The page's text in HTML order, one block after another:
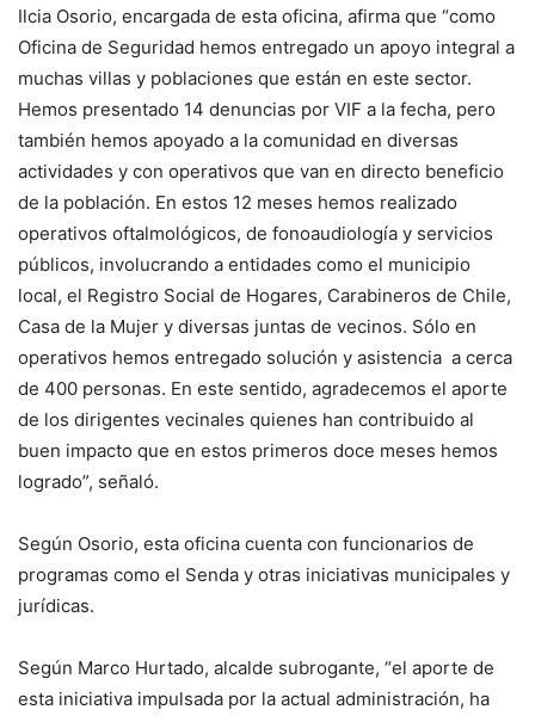
Ilcia Osorio, encargada de esta oficina, afirma que “como
Oficina de Seguridad hemos entregado un apoyo integral a
muchas villas y poblaciones que están en este sector.
Hemos presentado 14 denuncias por VIF a la fecha, pero
también hemos apoyado a la comunidad en diversas
actividades y con operativos que van en directo beneficio
de la población. En estos 12 meses hemos realizado
operativos oftalmológicos, de fonoaudiología y servicios
públicos, involucrando a entidades como el municipio
local, el Registro Social de Hogares, Carabineros de Chile,
Casa de la Mujer y diversas juntas de vecinos. Sólo en
operativos hemos entregado solución y asistencia a cerca
de 400 personas. En este sentido, agradecemos el aporte
de los dirigentes vecinales quienes han contribuido al
buen impacto que en estos primeros doce meses hemos
logrado”, señaló.
Según Osorio, esta oficina cuenta con funcionarios de
programas como el Senda y otras iniciativas municipales y
jurídicas.
Según Marco Hurtado, alcalde subrogante, “el aporte de
esta iniciativa impulsada por la actual administración, ha